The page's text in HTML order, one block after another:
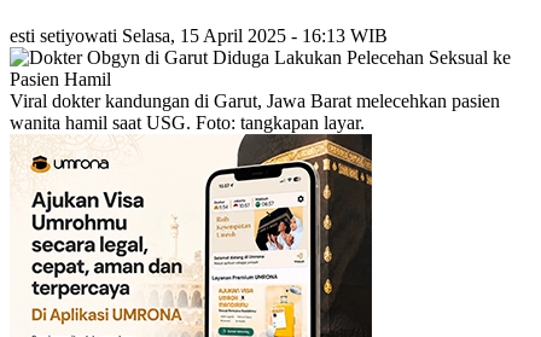
esti setiyowati Selasa, 15 April 2025 - 16:13 WIB
Viral dokter kandungan di Garut, Jawa Barat melecehkan pasien
wanita hamil saat USG. Foto: tangkapan layar.